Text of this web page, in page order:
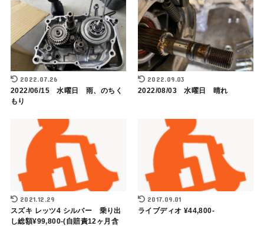
2022.07.26
2022/06/15 水曜日 雨、のちく
もり
2022.09.03
2022/08/03 水曜日 晴れ
2021.12.29
スズキ レッツ4 シルバー 乗り出
し総額¥99,800-(自賠責12ヶ月含
2017.09.01
ライブディオ ¥44,800-